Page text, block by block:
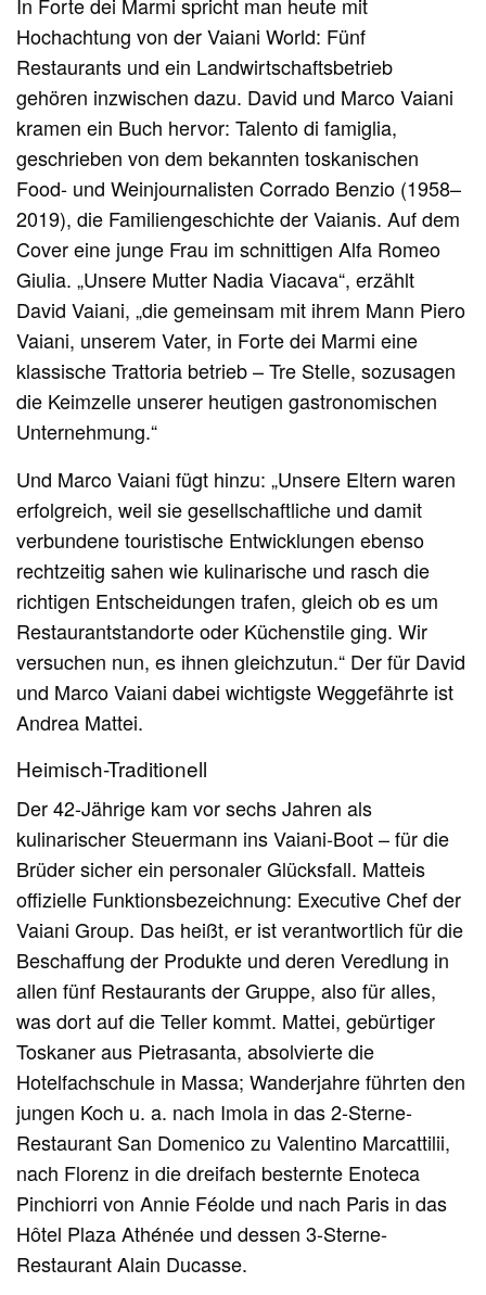
Hochachtung von der Vaiani World: Fünf
Restaurants und ein Landwirtschaftsbetrieb
gehören inzwischen dazu. David und Marco Vaiani
kramen ein Buch hervor: Talento di famiglia,
geschrieben von dem bekannten toskanischen
Food- und Weinjournalisten Corrado Benzio (1958–
2019), die Familiengeschichte der Vaianis. Auf dem
Cover eine junge Frau im schnittigen Alfa Romeo
Giulia. „Unsere Mutter Nadia Viacava“, erzählt
David Vaiani, „die gemeinsam mit ihrem Mann Piero
Vaiani, unserem Vater, in Forte dei Marmi eine
klassische Trattoria betrieb – Tre Stelle, sozusagen
die Keimzelle unserer heutigen gastronomischen
Unternehmung.“
Und Marco Vaiani fügt hinzu: „Unsere Eltern waren
erfolgreich, weil sie gesellschaftliche und damit
verbundene touristische Entwicklungen ebenso
rechtzeitig sahen wie kulinarische und rasch die
richtigen Entscheidungen trafen, gleich ob es um
Restaurantstandorte oder Küchenstile ging. Wir
versuchen nun, es ihnen gleichzutun.“ Der für David
und Marco Vaiani dabei wichtigste Weggefährte ist
Andrea Mattei.
Heimisch-Traditionell
Der 42-Jährige kam vor sechs Jahren als
kulinarischer Steuermann ins Vaiani-Boot – für die
Brüder sicher ein personaler Glücksfall. Matteis
offizielle Funktionsbezeichnung: Executive Chef der
Vaiani Group. Das heißt, er ist verantwortlich für die
Beschaffung der Produkte und deren Veredlung in
allen fünf Restaurants der Gruppe, also für alles,
was dort auf die Teller kommt. Mattei, gebürtiger
Toskaner aus Pietrasanta, absolvierte die
Hotelfachschule in Massa; Wanderjahre führten den
jungen Koch u. a. nach Imola in das 2-Sterne-
Restaurant San Domenico zu Valentino Marcattilii,
nach Florenz in die dreifach besternte Enoteca
Pinchiorri von Annie Féolde und nach Paris in das
Hôtel Plaza Athénée und dessen 3-Sterne-
Restaurant Alain Ducasse.